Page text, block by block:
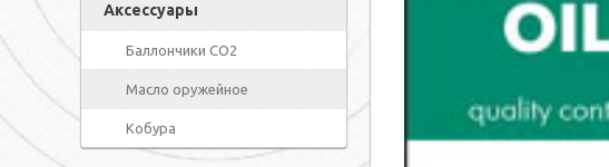
Аксессуары
Баллончики СО2
Масло оружейное
Кобура